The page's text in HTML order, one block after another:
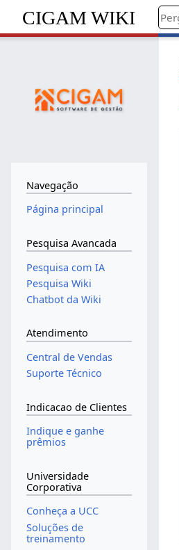
CIGAM WIKI
Navegação
Página principal
Pesquisa Avancada
Pesquisa com IA
Pesquisa Wiki
Chatbot da Wiki
Atendimento
Central de Vendas
Suporte Técnico
Indicacao de Clientes
Indique e ganhe
prêmios
Universidade
Corporativa
Conheça a UCC
Soluções de
treinamento